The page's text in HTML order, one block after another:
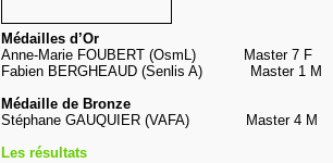
Médailles d’Or
Anne-Marie FOUBERT (OsmL) Master 7 F
Fabien BERGHEAUD (Senlis A) Master 1 M
Médaille de Bronze
Stéphane GAUQUIER (VAFA) Master 4 M
Les résultats